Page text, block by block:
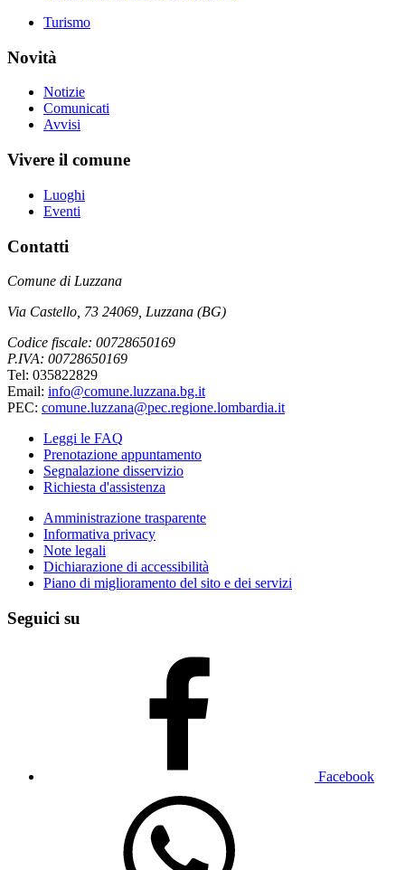
Turismo
Novità
Notizie
Comunicati
Avvisi
Vivere il comune
Luoghi
Eventi
Contatti
Comune di Luzzana
Via Castello, 73 24069, Luzzana (BG)
Codice fiscale: 00728650169
P.IVA: 00728650169
Tel: 035822829
Email: info@comune.luzzana.bg.it
PEC: comune.luzzana@pec.regione.lombardia.it
Leggi le FAQ
Prenotazione appuntamento
Segnalazione disservizio
Richiesta d'assistenza
Amministrazione trasparente
Informativa privacy
Note legali
Dichiarazione di accessibilità
Piano di miglioramento del sito e dei servizi
Seguici su
Facebook